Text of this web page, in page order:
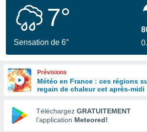
par
en
7°
Sensation de 6°
Prévisions
Météo en France : ces régions
regain de chaleur cet après-midi
Téléchargez GRATUITEMENT
l’application Meteored!